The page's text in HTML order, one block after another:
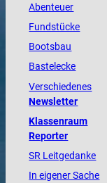
Abenteuer
Fundstücke
Bootsbau
Bastelecke
Verschiedenes
Newsletter
Klassenraum
Reporter
SR Leitgedanke
In eigener Sache